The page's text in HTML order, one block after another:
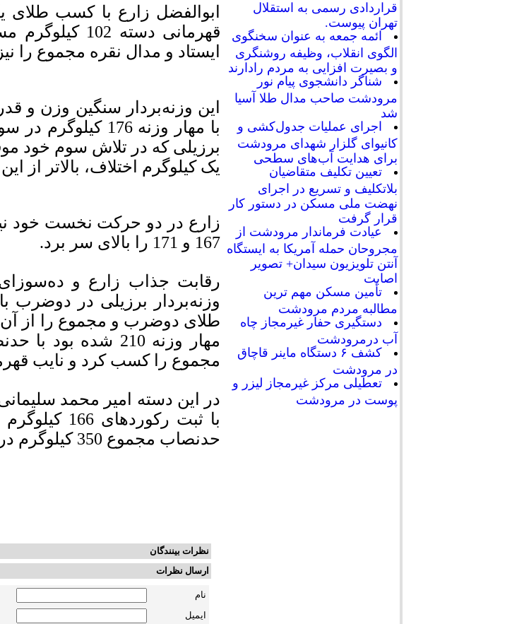
قراردادی رسمی به استقلال
تهران پیوست.
ائمه جمعه به عنوان سخنگوی
الگوی انقلاب، وظیفه روشنگری
و بصیرت افزایی به مردم رادارند
شناگر دانشجوی پیام نور
مرودشت صاحب مدال طلا آسیا
شد
اجرای عملیات جدول‌کشی و
کانیوای گلزار شهدای مرودشت
برای هدایت آب‌های سطحی
تعیین تکلیف متقاضیان
بلاتکلیف و تسریع در اجرای
نهضت ملی مسکن در دستور کار
قرار گرفت
عیادت فرماندار مرودشت از
مجروحان حمله آمریکا به ایستگاه
آنتن تلویزیون سیدان+ تصویر
اصابت
تأمین مسکن مهم ترین
مطالبه مردم مرودشت
دستگیری حفار غیرمجاز چاه
آب درمرودشت
کشف ۶ دستگاه ماینر قاچاق
در مرودشت
تعطیلی مرکز غیرمجاز لیزر و
پوست در مرودشت
ابوالفضل زارع با کسب
قهرمانی دسته
ایستاد و مدال نقره مجموع را
این وزنه‌بردار سنگین وزن و
با مهار وزنه 176
یک کیلوگرم اختلاف، بالاتر از
زارع در دو حرکت نخست خود
167 و 171 را بالای سر برد.
رقابت جذاب زارع و
طلای دوضرب و مجموع را از
مجموع را کسب کرد و نایب قهرمان دسته
در این دسته امیر محمد
حدنصاب مجموع 350 کیلوگرم در جایگاه چهار دنیا ایستاد.
نظرات بینندگان
ارسال نظرات
نام
ایمیل